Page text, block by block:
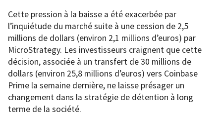
Cette pression à la baisse a été exacerbée par
l’inquiétude du marché suite à une cession de 2,5
millions de dollars (environ 2,1 millions d’euros) par
MicroStrategy. Les investisseurs craignent que cette
décision, associée à un transfert de 30 millions de
dollars (environ 25,8 millions d’euros) vers Coinbase
Prime la semaine dernière, ne laisse présager un
changement dans la stratégie de détention à long
terme de la société.